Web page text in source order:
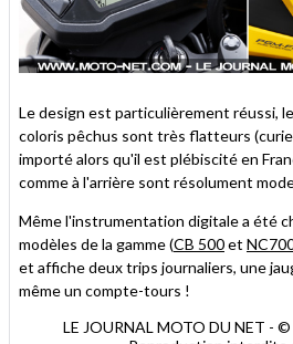
Le design est particulièrement réussi,
coloris pêchus sont très flatteurs
importé alors qu'il est plébiscité en
comme à l'arrière sont résolument
Même l'instrumentation digitale a été
modèles de la gamme (CB 500et
et affiche deux trips journaliers, une
même un compte-tours !
LE JOURNAL MOTO DU NET -